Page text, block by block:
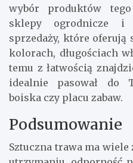
wybór produktów
sklepy ogrodnicze i
sprzedaży, które oferują
kolorach, długościach
temu z łatwością
idealnie pasował do
boiska czy placu zabaw.
Podsumowanie
Sztuczna trawa ma